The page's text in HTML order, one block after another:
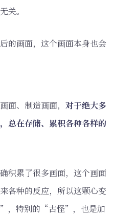
关。
的画面，这个画面本身也会
面、制造画面， 对于绝大多
总在存储、累积各种各样的
积累了很多画面，这个画面
各种的反应，所以这颗心变
，特别的“古怪”，也是加